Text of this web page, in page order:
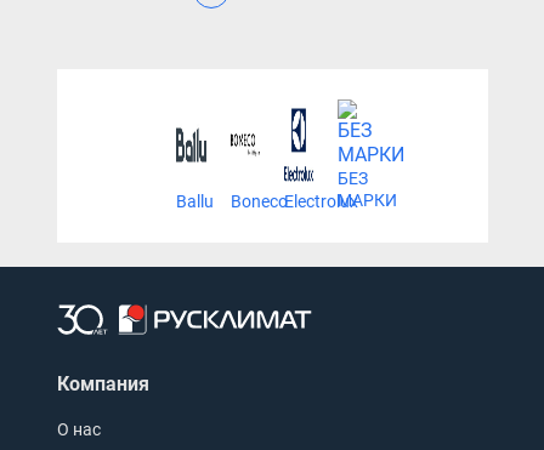
Ballu BonecoElectrolux
БЕЗ
МАРКИ
Компания
О нас